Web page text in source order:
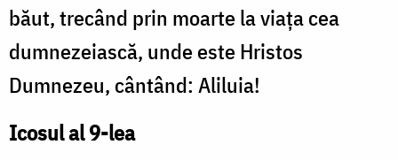
băut, trecând prin moarte la viaţa cea
dumnezeiască, unde este Hristos
Dumnezeu, cântând: Aliluia!
Icosul al 9-lea